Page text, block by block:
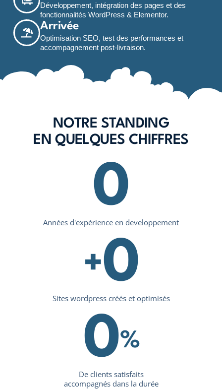
Développement, intégration des pages et des
fonctionnalités WordPress & Elementor.
Arrivée
Optimisation SEO, test des performances et
accompagnement post-livraison.
NOTRE STANDING
EN QUELQUES CHIFFRES
Années d'expérience en developpement
0
Sites wordpress créés et optimisés
+0
De clients satisfaits
accompagnés dans la durée
0%